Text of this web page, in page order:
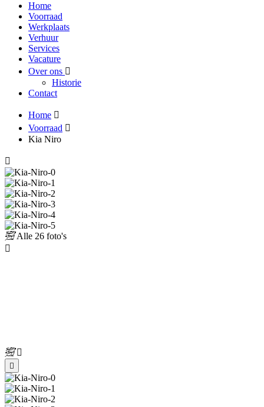
Home
Voorraad
Werkplaats
Verhuur
Services
Vacature
Over ons
Historie
Contact
Home
Voorraad
Kia Niro
Alle 26 foto's